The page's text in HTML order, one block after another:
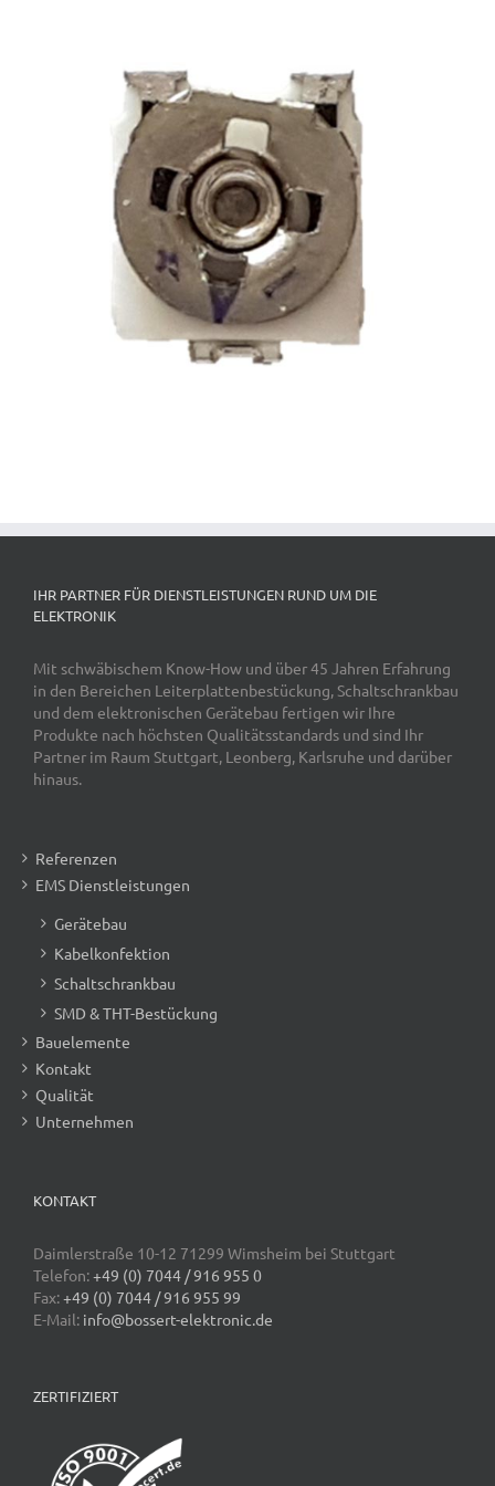
Bourns 3364W-1-103E SMD 10K 25% 4mm
IHR PARTNER FÜR DIENSTLEISTUNGEN RUND UM DIE
ELEKTRONIK
Mit schwäbischem Know-How und über 45 Jahren Erfahrung
in den Bereichen Leiterplattenbestückung, Schaltschrankbau
und dem elektronischen Gerätebau fertigen wir Ihre
Produkte nach höchsten Qualitätsstandards und sind Ihr
Partner im Raum Stuttgart, Leonberg, Karlsruhe und darüber
hinaus.
Referenzen
EMS Dienstleistungen
Gerätebau
Kabelkonfektion
Schaltschrankbau
SMD & THT-Bestückung
Bauelemente
Kontakt
Qualität
Unternehmen
KONTAKT
Daimlerstraße 10-12 71299 Wimsheim bei Stuttgart
Telefon:+49 (0) 7044 / 916 955 0
Fax:+49 (0) 7044 / 916 955 99
E-Mail: info@bossert-elektronic.de
ZERTIFIZIERT